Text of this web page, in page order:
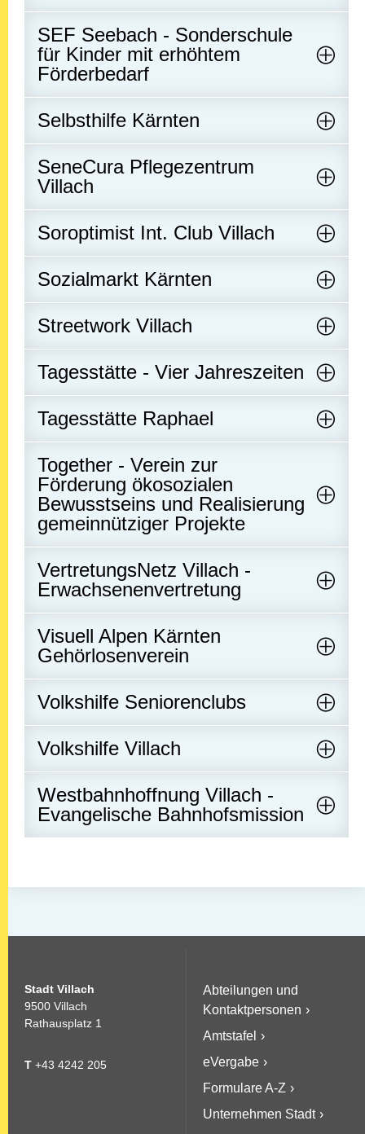
SEF Seebach - Sonderschule
für Kinder mit erhöhtem
Förderbedarf
Selbsthilfe Kärnten
SeneCura Pflegezentrum
Villach
Soroptimist Int. Club Villach
Sozialmarkt Kärnten
Streetwork Villach
Tagesstätte - Vier Jahreszeiten
Tagesstätte Raphael
Together - Verein zur
Förderung ökosozialen
Bewusstseins und Realisierung
gemeinnütziger Projekte
VertretungsNetz Villach -
Erwachsenenvertretung
Visuell Alpen Kärnten
Gehörlosenverein
Volkshilfe Seniorenclubs
Volkshilfe Villach
Westbahnhoffnung Villach -
Evangelische Bahnhofsmission
Stadt Villach
9500 Villach
Rathausplatz 1
T +43 4242 205
Abteilungen und
Kontaktpersonen
Amtstafel
eVergabe
Formulare A-Z
Unternehmen Stadt